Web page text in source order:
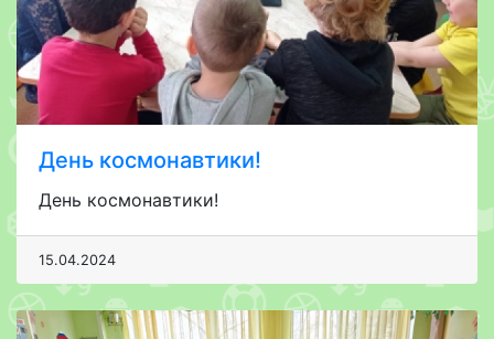
День космонавтики!
День космонавтики!
15.04.2024